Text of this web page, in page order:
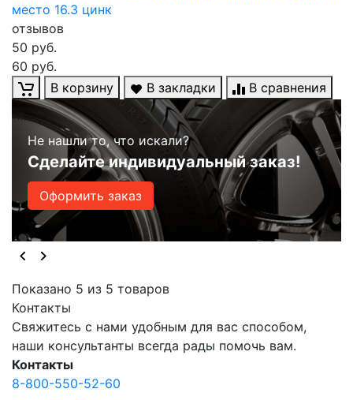
место 16.3 цинк
отзывов
50 руб.
60 руб.
В корзину
В закладки В сравнения
Не нашли то, что искали?
Сделайте индивидуальный заказ!
Оформить заказ
Показано 5 из 5 товаров
Контакты
Свяжитесь с нами удобным для вас способом,
наши консультанты всегда рады помочь вам.
Контакты
8-800-550-52-60